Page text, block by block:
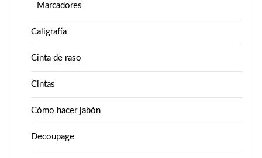
Marcadores
Caligrafía
Cinta de raso
Cintas
Cómo hacer jabón
Decoupage